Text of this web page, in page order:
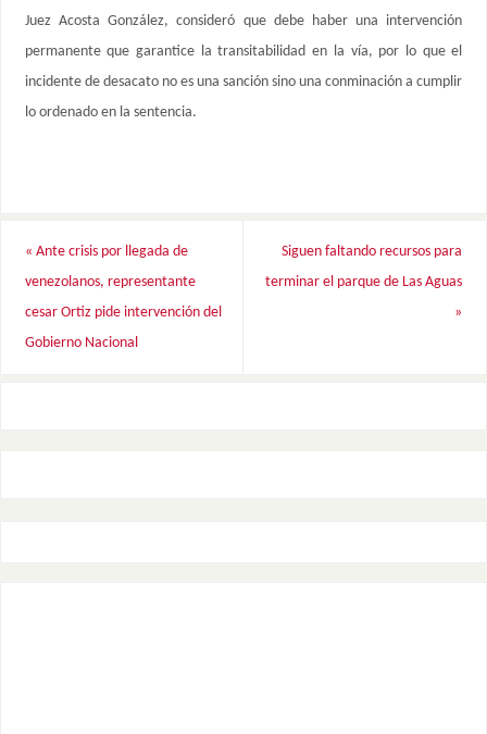
Juez Acosta González, consideró que debe haber una intervención
permanente que garantice la transitabilidad en la vía, por lo que el
incidente de desacato no es una sanción sino una conminación a cumplir
lo ordenado en la sentencia.
« Ante crisis por llegada de
venezolanos, representante
cesar Ortiz pide intervención del
Gobierno Nacional
Siguen faltando recursos para
terminar el parque de Las Aguas
»